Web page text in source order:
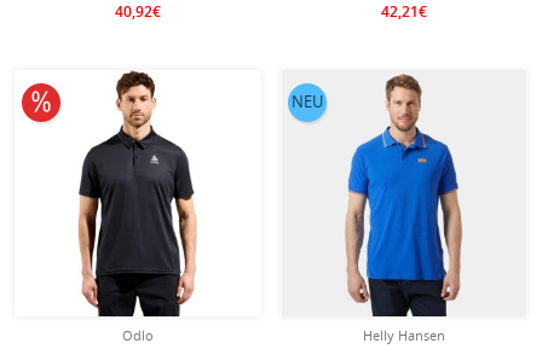
40,92€ 42,21€
Odlo
10% reduziert
Helly Hansen
NEU